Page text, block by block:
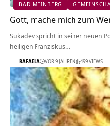
BAD MEINBERG
Gott, mache mich zum
Sukadev spricht in seiner neuen
heiligen Franziskus…
RAFAELA VOR 9 JAHREN 499 VIEWS